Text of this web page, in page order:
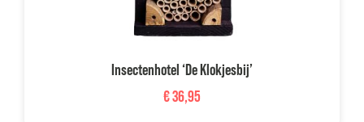
Insectenhotel ‘De Klokjesbij’
€36,95